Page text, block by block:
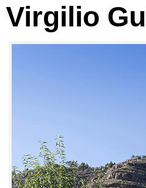
Virgilio